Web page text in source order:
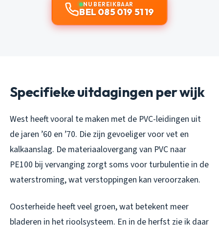
NU BEREIKBAAR
BEL 085 019 51 19
Specifieke uitdagingen per wijk
West heeft vooral te maken met de PVC-leidingen uit
de jaren ’60 en ’70. Die zijn gevoeliger voor vet en
kalkaanslag. De materiaalovergang van PVC naar
PE100 bij vervanging zorgt soms voor turbulentie in de
waterstroming, wat verstoppingen kan veroorzaken.
Oosterheide heeft veel groen, wat betekent meer
bladeren in het rioolsysteem. En in de herfst zie ik daar